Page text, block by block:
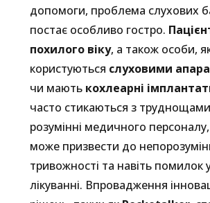
допомоги, проблема слухових
постає особливо гостро.
похилого віку, а також особи,
користуються слуховими
чи мають кохлеарні
часто стикаються з
розумінні медичного
може призвести до
тривожності та навіть помилок
лікуванні. Впровадження